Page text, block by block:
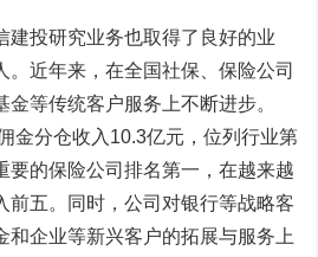
投研究业务也取得了良好的业
。近年来，在全国社保、保险公司
等传统客户服务上不断进步。
金分仓收入10.3亿元，位列行业第
要的保险公司排名第一，在越来越
前五。同时，公司对银行等战略客
和企业等新兴客户的拓展与服务上